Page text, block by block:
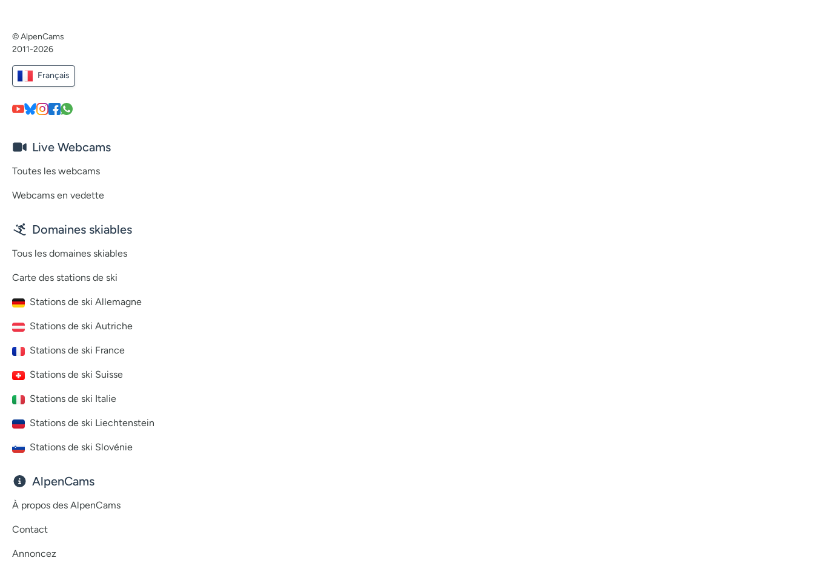
© AlpenCams
2011-2026
Français
Live Webcams
Toutes les webcams
Webcams en vedette
Domaines skiables
Tous les domaines skiables
Carte des stations de ski
Stations de ski Allemagne
Stations de ski Autriche
Stations de ski France
Stations de ski Suisse
Stations de ski Italie
Stations de ski Liechtenstein
Stations de ski Slovénie
AlpenCams
À propos des AlpenCams
Contact
Annoncez